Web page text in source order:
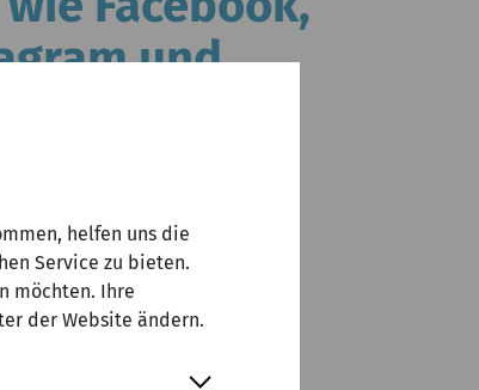
helfen uns die
Service zu bieten.
möchten. Ihre
der Website ändern.
und
von Ray Chen
in Kontakt kommen,
ernst. Mit klarer
Ray Chen,